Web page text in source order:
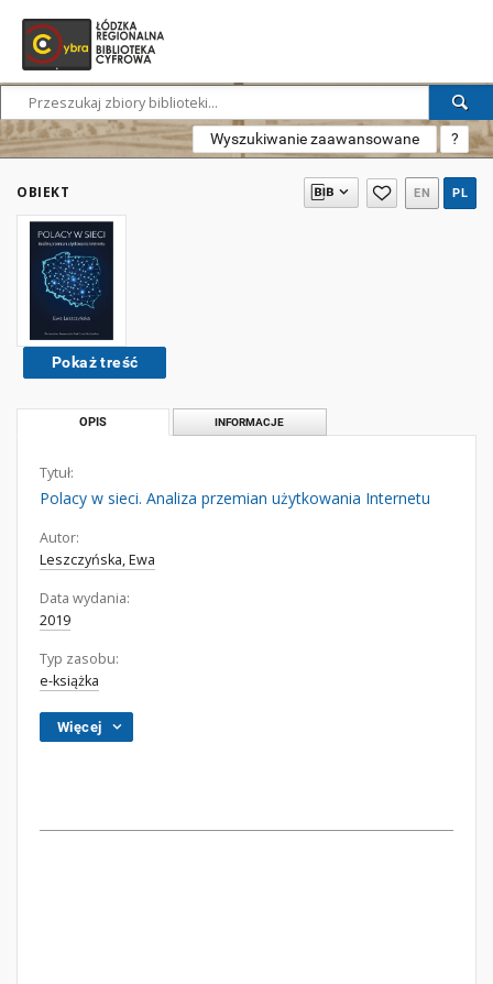
Wyszukiwanie zaawansowane ?
OBIEKT EN PL
Pokaż treść
OPIS INFORMACJE
Tytuł:
Polacy w sieci. Analiza przemian użytkowania Internetu
Autor:
Leszczyńska, Ewa
Data wydania:
2019
Typ zasobu:
e-książka
Więcej